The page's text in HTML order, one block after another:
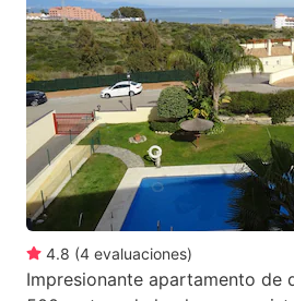
4.8 (4 evaluaciones)
Impresionante apartamento de